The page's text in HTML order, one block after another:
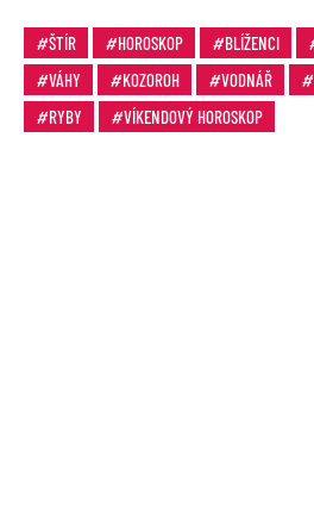
ŠTÍR HOROSKOP BLÍŽENCI
VÁHY
KOZOROH VODNÁŘ
RYBY
VÍKENDOVÝ HOROSKOP